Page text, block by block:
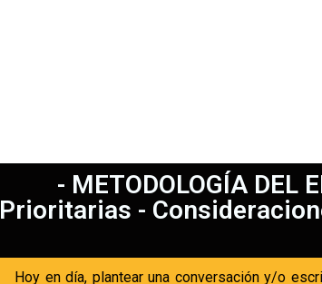
- METODOLOGÍA DEL
Prioritarias -
Hoy en día, plantear una conversación y/o